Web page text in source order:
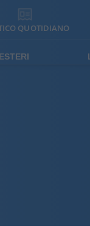
QUOTIDIANO
ESTERI